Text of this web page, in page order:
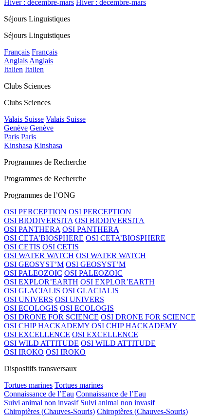
Hiver : décembre-mars Hiver : décembre-mars
Séjours Linguistiques
Séjours Linguistiques
Français Français
Anglais Anglais
Italien Italien
Clubs Sciences
Clubs Sciences
Valais Suisse Valais Suisse
Genève Genève
Paris Paris
Kinshasa Kinshasa
Programmes de Recherche
Programmes de Recherche
Programmes de l’ONG
OSI PERCEPTION OSI PERCEPTION
OSI BIODIVERSITA OSI BIODIVERSITA
OSI PANTHERA OSI PANTHERA
OSI CETA’BIOSPHERE OSI CETA’BIOSPHERE
OSI CETIS OSI CETIS
OSI WATER WATCH OSI WATER WATCH
OSI GEOSYST’M OSI GEOSYST’M
OSI PALEOZOIC OSI PALEOZOIC
OSI EXPLOR’EARTH OSI EXPLOR’EARTH
OSI GLACIALIS OSI GLACIALIS
OSI UNIVERS OSI UNIVERS
OSI ECOLOGIS OSI ECOLOGIS
OSI DRONE FOR SCIENCE OSI DRONE FOR SCIENCE
OSI CHIP HACKADEMY OSI CHIP HACKADEMY
OSI EXCELLENCE OSI EXCELLENCE
OSI WILD ATTITUDE OSI WILD ATTITUDE
OSI IROKO OSI IROKO
Dispositifs transversaux
Tortues marines Tortues marines
Connaissance de l’Eau Connaissance de l’Eau
Suivi animal non invasif Suivi animal non invasif
Chiroptères (Chauves-Souris) Chiroptères (Chauves-Souris)